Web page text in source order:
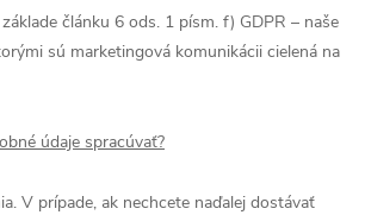
článku 6 ods. 1 písm. f) GDPR – naše
sú marketingová komunikácii cielená na
údaje spracúvať?
V prípade, ak nechcete naďalej dostávať